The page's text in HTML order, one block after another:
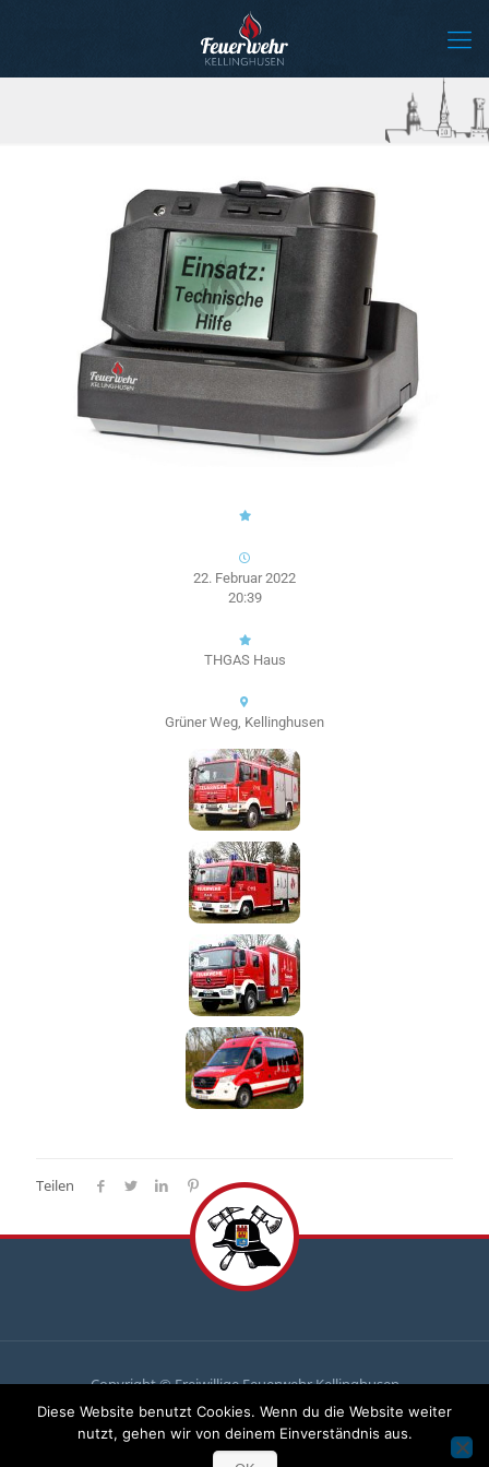
22. Februar 2022
20:39
THGAS Haus
Grüner Weg, Kellinghusen
Teilen
Copyright © Freiwillige Feuerwehr Kellinghusen
Du brauchst uns, wir brauchen dich
Komm zu uns und mach mit!
Diese Website benutzt Cookies. Wenn du die Website weiter
nutzt, gehen wir von deinem Einverständnis aus.